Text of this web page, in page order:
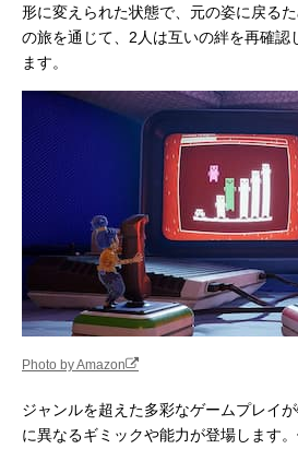
形に変えられた状態で、元の姿に戻る
の旅を通じて、2人は互いの絆を再確認
ます。
Photo by Amazon
ジャンルを超えた多彩なゲームプレイ
に異なるギミックや能力が登場します